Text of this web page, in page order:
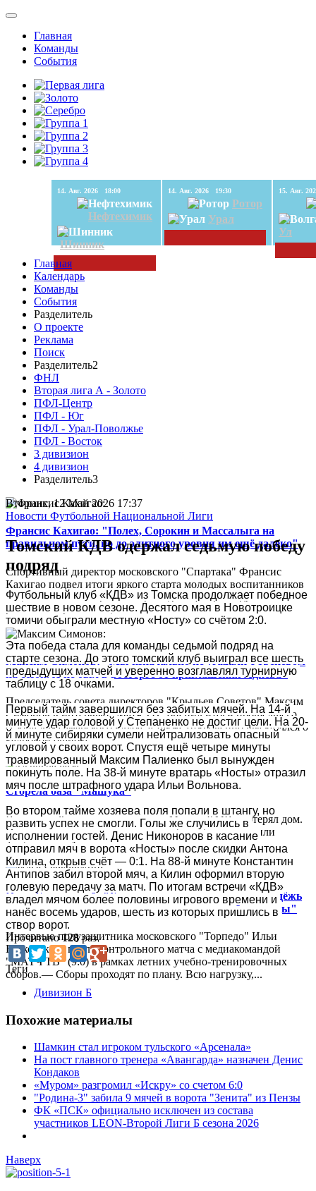
Главная
Команды
События
14. Авг. 2026 18:00
Нефтехимик
Шинник
14. Авг. 2026 19:30
Ротор
Урал
Ул
Главная
Календарь
Команды
События
Разделитель
О проекте
Реклама
Поиск
Разделитель2
ФНЛ
Вторая лига А - Золото
ПФЛ-Центр
ПФЛ - Юг
ПФЛ - Урал-Поволжье
ПФЛ - Восток
3 дивизион
4 дивизион
Разделитель3
Франсис Кахигао: "Полех, Сорокин и Массалыга на
правильном пути, но до элитного уровня им ещё далеко"
Спортивный директор московского "Спартака" Франсис
Кахигао подвел итоги яркого старта молодых воспитанников
в кубковом матче против "Оренбурга" (5:1) и подробно
рассказал о работе клубной системы...
Максим Симонов: "Мы изначально не угадали с тренером
на сезон. Я не был в восторге от приглашения Адиева"
Председатель совета директоров "Крыльев Советов" Максим
Симонов в интервью "Матч ТВ" оценил итоги прошедшего
сезона для самарского клуба, а также откровенно высказался о
кадровой ошибке...
Сгорела база "Машука"
В ночь на 26 июля пятигорский «Машук-КМВ» потерял дом.
Пожар уничтожил третий этаж клубной базы, где жили
футболисты. А вода, которой тушили, как часто и...
Илья Берковский: "Хорошо, что торпедовскую молодёжь
привлекают к тренировкам и играм основной команды"
Интервью полузащитника московского "Торпедо" Ильи
Берковского после контрольного матча с медиакомандой
"МАТЧ ТВ" (9:0) в рамках летних учебно-тренировочных
сборов.— Сборы проходят по плану. Всю нагрузку,...
Вторник, 12 Май 2026 17:37
Новости Футбольной Национальной Лиги
Томский КДВ одержал седьмую победу
подряд
Футбольный клуб «КДВ» из Томска продолжает победное
шествие в новом сезоне. Десятого мая в Новотроицке
томичи обыграли местную «Носту» со счётом 2:0.
Эта победа стала для команды седьмой подряд на
старте сезона. До этого томский клуб выиграл все шесть
предыдущих матчей и уверенно возглавлял турнирную
таблицу с 18 очками.
Первый тайм завершился без забитых мячей. На 14-й
минуте удар головой у Степаненко не достиг цели. На 20-
й минуте сибиряки сумели нейтрализовать опасный
угловой у своих ворот. Спустя ещё четыре минуты
травмированный Максим Палиенко был вынужден
покинуть поле. На 38-й минуте вратарь «Носты» отразил
мяч после штрафного удара Ильи Вольнова.
Во втором тайме хозяева поля попали в штангу, но
развить успех не смогли. Голы же случились в
исполнении гостей. Денис Никоноров в касание
отправил мяч в ворота «Носты» после скидки Антона
Килина, открыв счёт — 0:1. На 88-й минуте Константин
Антипов забил второй мяч, а Килин оформил вторую
голевую передачу за матч. По итогам встречи «КДВ»
владел мячом более половины игрового времени и
нанёс восемь ударов, шесть из которых пришлись в
створ ворот.
Прочитано128раз
Теги
Дивизион Б
Похожие материалы
Шамкин стал игроком тульского «Арсенала»
На пост главного тренера «Авангарда» назначен Денис
Кондаков
«Муром» разгромил «Искру» со счетом 6:0
"Родина-3" забила 9 мячей в ворота "Зенита" из Пензы
ФК «ПСК» официально исключен из состава
участников LEON-Второй Лиги Б сезона 2026
Наверх